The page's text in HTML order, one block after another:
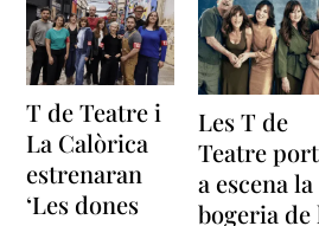
T de Teatre i
La Calòrica
estrenaran
‘Les dones
Les T de
Teatre
a escena la
bogeria de